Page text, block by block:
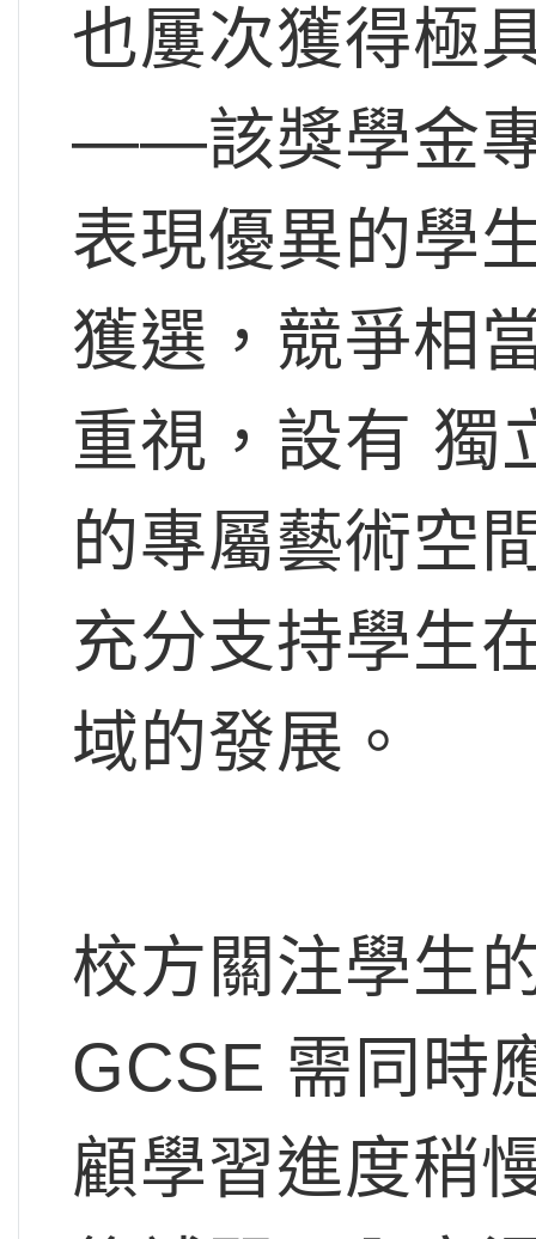
也屢次獲得極
——該獎學金專
表現優異的學
獲選，競爭相
重視，設有 獨
的專屬藝術空
充分支持學生
域的發展。
校方關注學生
GCSE 需同時
顧學習進度稍